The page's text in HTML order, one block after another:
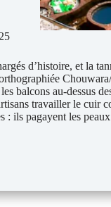
d’histoire, et la
balcons au-dessus
travailler le cuir
: ils pagayent les